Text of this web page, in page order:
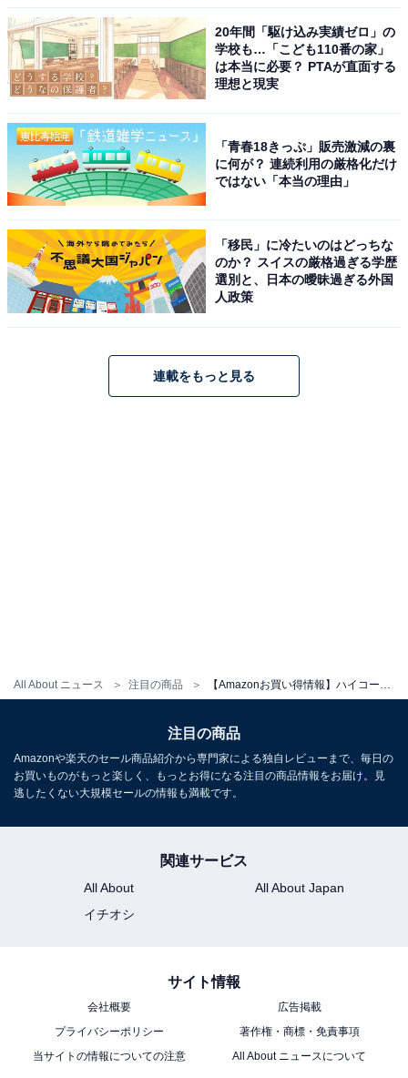
All About ニュース 注目の商品
【今日チェックしたい】ハイコーキの人気商品5選
ハイコーキ「UC18DA」
CR18DA(NN)【木材・金属切断 DIY 枝打ち 粗大ゴミ解
体】
ハイコーキ「RB36DC」
ターボモード 蓄電池・充電器別売 RB36DC(NN)
20年間「駆け込み実績ゼロ」の
学校も…「こども110番の家」
は本当に必要？ PTAが直面する
理想と現実
「青春18きっぷ」販売激減の裏
に何が？ 連続利用の厳格化だけ
ではない「本当の理由」
「移民」に冷たいのはどっちな
のか？ スイスの厳格過ぎる学歴
選別と、日本の曖昧過ぎる外国
人政策
連載をもっと見る
注目の商品
Amazonや楽天のセール商品紹介から専門家による独自レビューまで、毎日の
お買いものがもっと楽しく、もっとお得になる注目の商品情報をお届け。見
逃したくない大規模セールの情報も満載です。
関連サービス
All About
All About Japan
イチオシ
サイト情報
会社概要
広告掲載
プライバシーポリシー
著作権・商標・免責事項
当サイトの情報についての注意
All About ニュースについて